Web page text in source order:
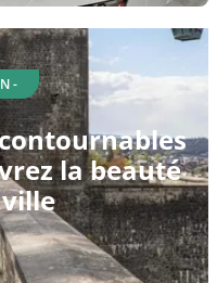
-
la beauté